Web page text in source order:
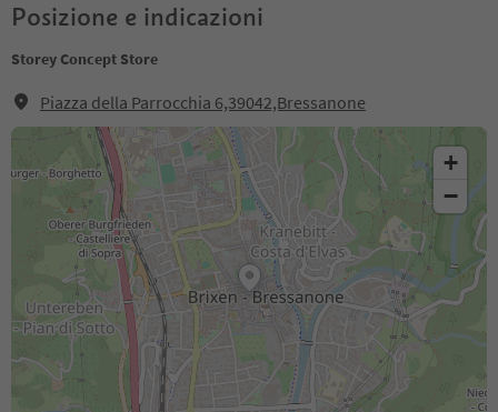
Posizione e indicazioni
Storey Concept Store
Piazza della Parrocchia 6,39042,Bressanone
+
−